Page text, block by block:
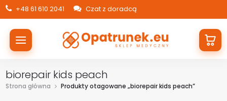
+48 61 610 2041 Czat z doradcą
biorepair kids peach
Strona główna Produkty otagowane „biorepair kids peach”